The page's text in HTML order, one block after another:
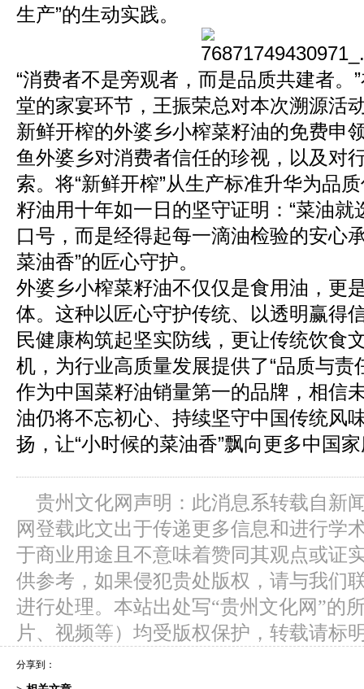
生产”的生动实践。
“消费者不是旁观者，而是品质共建者。
堂的家宴环节，王振荣总对本次溯源活
新鲜开榨的外婆乡小榨菜籽油的免费申
鱼外婆乡对消费者信任的珍视，以及对
索。将“新鲜开榨”从生产标准升华为品
籽油用十年如一日的坚守证明：“菜油就
口号，而是经得起每一滴油检验的安心
菜油香”的匠心守护。
外婆乡小榨菜籽油不仅仅是食用油，更
体。这种以匠心守护传统、以透明赢得
民健康构筑起坚实防线，更让传统饮食
机，为行业高质量发展提供了“品质与责
作为中国菜籽油销量第一的品牌，相信
油仍将不忘初心、持续坚守中国传统风
扬，让“小时候的菜油香”飘向更多中国
贵州文化网声明：此消息系转载自新
网登载此文出于传递更多信息和进行学
于商业用途且不意味着赞同其观点或证
供参考，如果侵犯贵处版权，请与我们
进行处理。本站出处写“贵州文化网”的
片、视频等）均受版权保护，转载请标
分享到：